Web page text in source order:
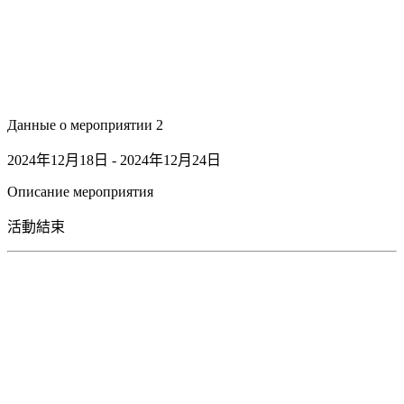
Данные о мероприятии 2
2024年12月18日 - 2024年12月24日
Описание мероприятия
活動結束